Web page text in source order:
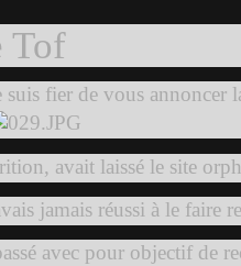
Tof
fier de vous annoncer
avait laissé le site
jamais réussi à le faire
avec pour objectif de